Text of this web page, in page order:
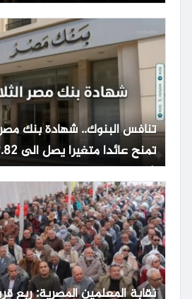
شهري
نقابة المعلمين المصرية: ربع